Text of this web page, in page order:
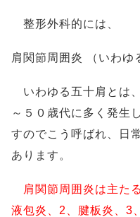
整形外科的には、
肩関節周囲炎 （いわゆ
いわゆる五十肩とは
～５０歳代に多く発生
すのでこう呼ばれ、日
あります。
肩関節周囲炎は主た
液包炎、2、腱板炎、3